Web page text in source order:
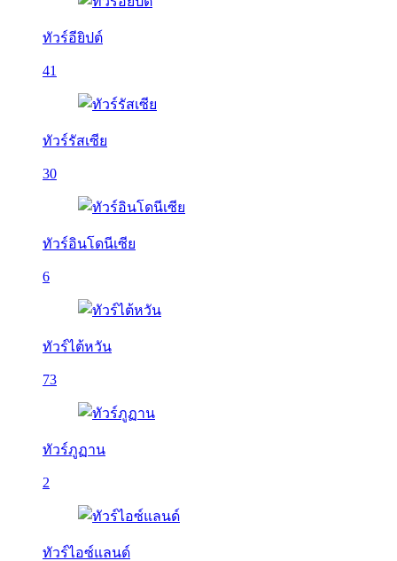
ทัวร์อียิปต์
41
ทัวร์รัสเซีย
30
ทัวร์อินโดนีเซีย
6
ทัวร์ไต้หวัน
73
ทัวร์ภูฏาน
2
ทัวร์ไอซ์แลนด์